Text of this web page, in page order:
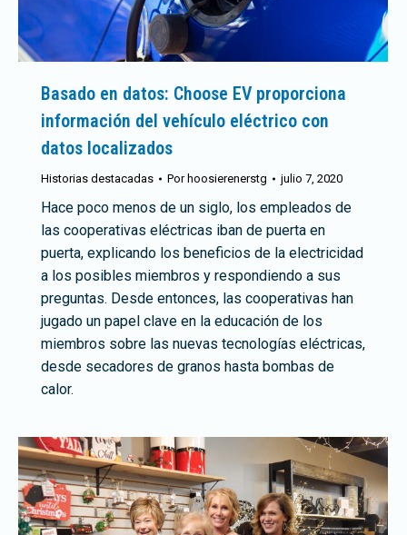
Basado en datos: Choose EV proporciona
información del vehículo eléctrico con
datos localizados
Historias destacadas Por hoosierenerstg julio 7, 2020
Hace poco menos de un siglo, los empleados de
las cooperativas eléctricas iban de puerta en
puerta, explicando los beneficios de la electricidad
a los posibles miembros y respondiendo a sus
preguntas. Desde entonces, las cooperativas han
jugado un papel clave en la educación de los
miembros sobre las nuevas tecnologías eléctricas,
desde secadores de granos hasta bombas de
calor.